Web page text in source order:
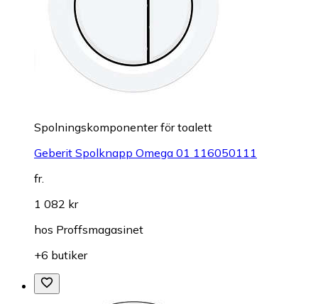
Spolningskomponenter för toalett
Geberit Spolknapp Omega 01 116050111
fr.
1 082 kr
hos Proffsmagasinet
+6 butiker